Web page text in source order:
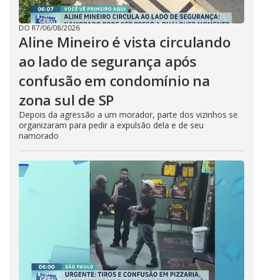
DO R7/06/08/2026
Aline Mineiro é vista circulando
ao lado de segurança após
confusão em condomínio na
zona sul de SP
Depois da agressão a um morador, parte dos vizinhos se
organizaram para pedir a expulsão dela e de seu
namorado